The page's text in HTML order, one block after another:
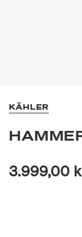
KÄHLER
3.999,00